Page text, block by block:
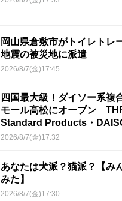
岡山県倉敷市がトイレトレ
地震の被災地に派遣
2026/8/7(金)17:45
四国最大級！ダイソー系複
モール高松にオープン
Standard Products・
香川県初
2026/8/7(金)17:32
あなたは犬派？猫派？【み
みた】
2026/8/7(金)17:30